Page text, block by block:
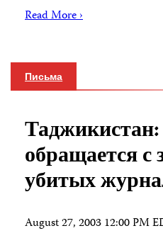
Read More ›
Письма
обращается с
убитых
August 27, 2003 12:00 PM